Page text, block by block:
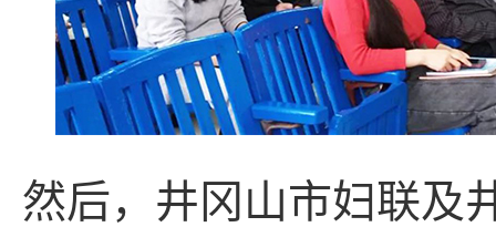
然后，井冈山市妇联及